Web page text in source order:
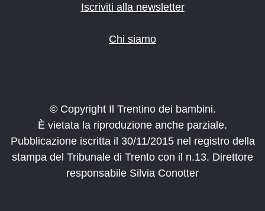
Iscriviti alla newsletter
Chi siamo
© Copyright Il Trentino dei bambini.
È vietata la riproduzione anche parziale.
Pubblicazione iscritta il 30/11/2015 nel registro della
stampa del Tribunale di Trento con il n.13. Direttore
responsabile Silvia Conotter